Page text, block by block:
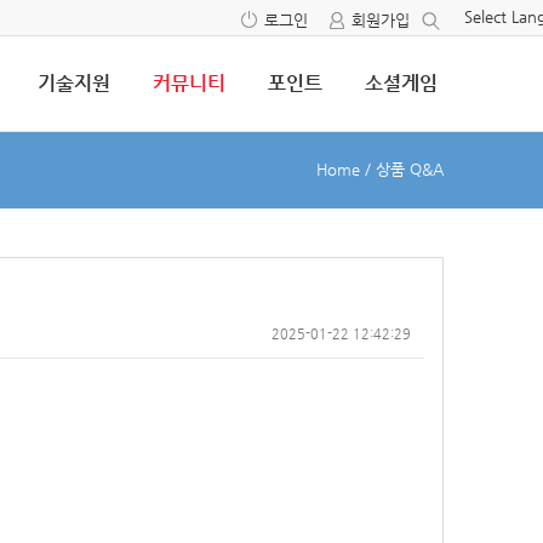
Select
로그인 회원가입
기술지원 커뮤니티 포인트 소셜게임
Home / 상품 Q&A
2025-01-22 12:42:29